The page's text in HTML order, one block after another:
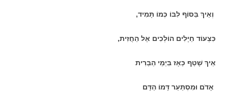
וְאֵיךְ בַּסּוֹף לִבּוֹ כְּמוֹ תָּמִיד,
כִּצְעוֹד חַיָּלִים הוֹלְכִים אֶל הַחֲזִית,
אֵיךְ שָׁטַף כְּאָז בִּיְמֵי הַבְּרִית
אָדֹם וּמִסְתַּעֵר דָּמוֹ הַדָּם